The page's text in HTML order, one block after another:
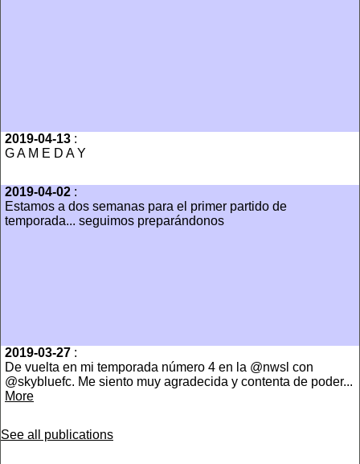
2019-04-13 :
G A M E D A Y
2019-04-02 :
Estamos a dos semanas para el primer partido de
temporada... seguimos preparándonos
2019-03-27 :
De vuelta en mi temporada número 4 en la @nwsl con
@skybluefc. Me siento muy agradecida y contenta de poder...
More
See all publications